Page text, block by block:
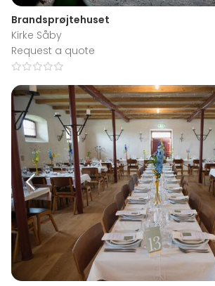
Brandsprøjtehuset
Kirke Såby
Request a quote